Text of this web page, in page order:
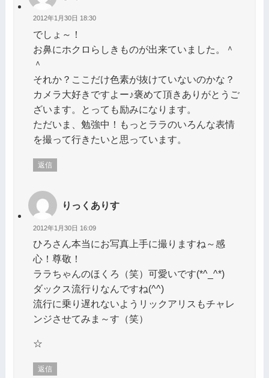
2012年1月30日 18:30
でしょ～！
お鼻にホクロらしきものが出来ていました。＾
＾
それか？ここだけ色素が抜けていないのかな？
カメラ大好きですよー♪褒めて頂きありがとうご
ざいます。とっても励みになります。
ただいま、勉強中！もっとララのいろんな表情
を撮って行きたいと思っています。
返信
りっくありす
2012年1月30日 16:09
ひろさん本当にお写真上手に撮りますね～感
心！尊敬！
ララちゃんのほくろ（笑）可愛いです(*^_^*)
ダックス流行りなんですね(^^)
流行に乗り遅れないようリックアリスもチャレ
ンジさせてみま～す（笑）
☆
返信